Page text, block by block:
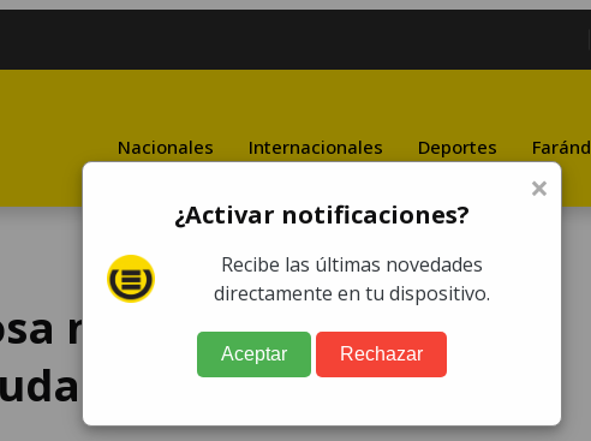
Nacionales Internacionales Deportes
mujer es captada
×
¿Activar notificaciones?
Recibe las últimas novedades
directamente en tu dispositivo.
Aceptar Rechazar